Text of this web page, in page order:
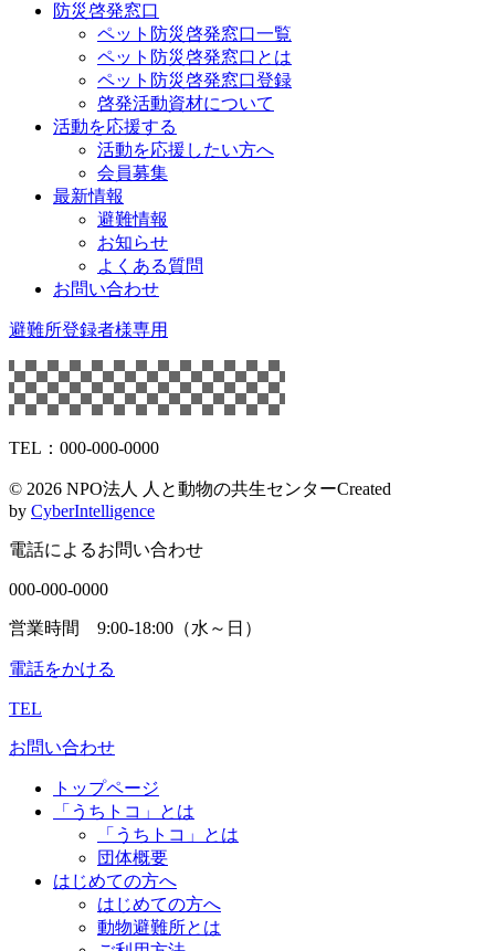
防災啓発窓口
ペット防災啓発窓口一覧
ペット防災啓発窓口とは
ペット防災啓発窓口登録
啓発活動資材について
活動を応援する
活動を応援したい方へ
会員募集
最新情報
避難情報
お知らせ
よくある質問
お問い合わせ
避難所登録者様専用
TEL：000-000-0000
© 2026 NPO法人 人と動物の共生センターCreated
by CyberIntelligence
電話によるお問い合わせ
000-000-0000
営業時間 9:00-18:00（水～日）
電話をかける
TEL
お問い合わせ
トップページ
「うちトコ」とは
「うちトコ」とは
団体概要
はじめての方へ
はじめての方へ
動物避難所とは